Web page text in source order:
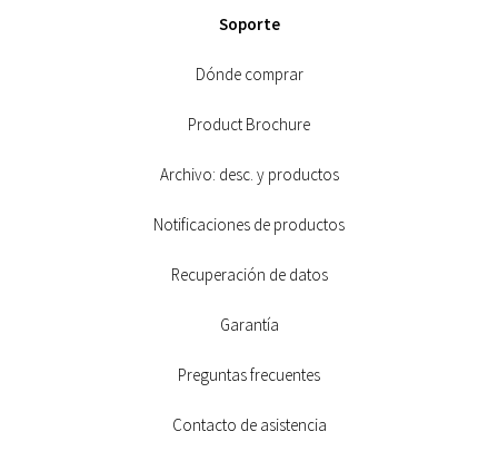
Soporte
Dónde comprar
Product Brochure
Archivo: desc. y productos
Notificaciones de productos
Recuperación de datos
Garantía
Preguntas frecuentes
Contacto de asistencia